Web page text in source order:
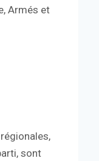
Armés et
sont